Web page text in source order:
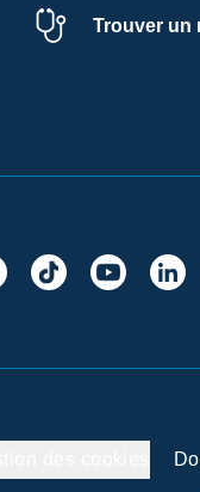
Trouver un